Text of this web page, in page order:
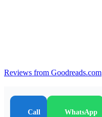
Reviews from Goodreads.com
Call WhatsApp